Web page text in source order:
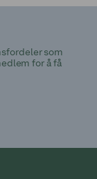
som
for å få